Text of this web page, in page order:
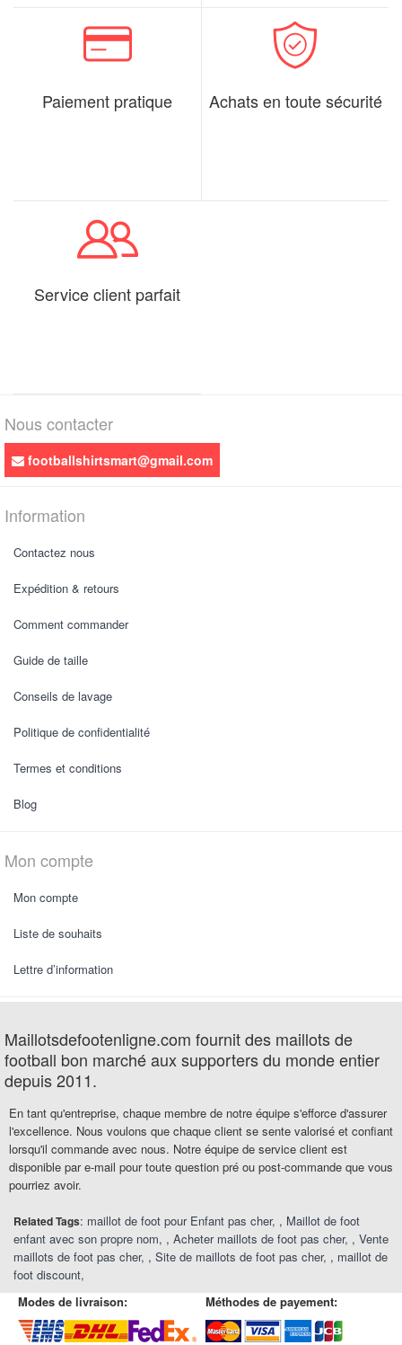
Paiement pratique Achats en toute sécurité
Service client parfait
Nous contacter
footballshirtsmart@gmail.com
Information
Contactez nous
Expédition & retours
Comment commander
Guide de taille
Conseils de lavage
Politique de confidentialité
Termes et conditions
Blog
Mon compte
Mon compte
Liste de souhaits
Lettre d’information
Maillotsdefootenligne.com fournit des maillots de
football bon marché aux supporters du monde entier
depuis 2011.
En tant qu'entreprise, chaque membre de notre équipe s'efforce d'assurer
l'excellence. Nous voulons que chaque client se sente valorisé et confiant
lorsqu'il commande avec nous. Notre équipe de service client est
disponible par e-mail pour toute question pré ou post-commande que vous
pourriez avoir.
Related Tags: maillot de foot pour Enfant pas cher , Maillot de foot
enfant avec son propre nom , Acheter maillots de foot pas cher , Vente
maillots de foot pas cher , Site de maillots de foot pas cher , maillot de
foot discount
Modes de livraison:
Méthodes de payement: